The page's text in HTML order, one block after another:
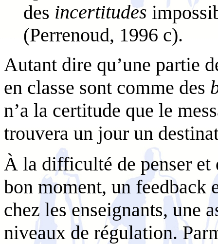
des incertitudes
(Perrenoud, 1996 c).
Autant dire qu’une partie
en classe sont comme des
n’a la certitude que le
trouvera un jour un
À la difficulté de penser et
bon moment, un feedback
chez les enseignants, une
niveaux de régulation.